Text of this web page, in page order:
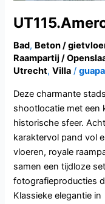
Bad, Beton /
Raampartij /
Utrecht,Villa /guapa
Deze charmante
shootlocatie met een
historische sfeer.
karaktervol pand vol
vloeren, royale
samen een tijdloze
fotografieproducties
Klassieke elegantie in